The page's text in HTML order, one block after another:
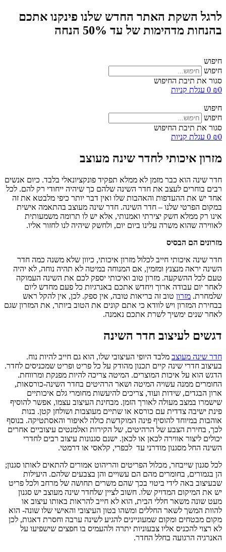
לרגל השקת האתר החדש שלנו פינקנו אתכם
בהנחות מדהימות של עד 50% הנחה
חיפוש
חיפוש
סגור את תיבת החיפוש
₪0
0 עגלת קניות
חיפוש
חיפוש
סגור את תיבת החיפוש
₪0
0 עגלת קניות
מזרון איכותי לחדר שינה מעוצב
חדר שינה הוא כבר מזמן לא ממלא תפקיד פונקציונאלי בלבד. כיום אנשים
רבים בוחרים לעצב את חדר השינה שלהם כך שיהיה ייחודי רק להם. לכל
אחד יש את ההעדפות והאהבות שלו ואין דבר יותר כיפי מלבטא את זה
במקום הפרטי שלנו – חדר השינה. חדר שינה מעוצב בהתאמה אישית
אינו רק ממלא חשק יצירתי ואמנותי, אלא יש לו תרומה משמעותית
לאווירה שהוא משרה עלינו ביום יום, ולחשק שיהיה לנו לחזור אליו.
מזרונים הם הבסיס
חדר שינה איכותי חייב לכלול מזרון איכותי, כיוון שלא משנה כמה חדר
השינה יראה מנצנץ ומזמין, אם המנוחה במיטה לא תהיה נוחה, לא יהיה
טעם לכל ההשקעה. מזרון טוב ואיכותי יספק לכם את השינה העמוקה
לאחר יום עבודה ארוך ויחדש אתכם באנרגיות כל פעם מחדש ליום
שלמחרת. מזרון טוב זה בריאות טובה, אין ספק. לכן, אין להקל ראש
בבחירת המזרון ויש לוודא כי אתם קונים את הטוב ביותר, את המזרון שגם
לאחר שנים ימשיך לשרת אתכם נאמנה.
דגשים לעיצוב חדר השינה
חדר שינה מעוצב מלבד היופי העיצובי שלו, הוא גם חייב להיות נוח.
בעיצוב חדרי שינה קיים תכנון מהודק על כל פריט ופריט שמכניסים לחדר.
הדגש הוא על איכות המוצרים. המיטה צריכה להיות מפנקת ומרווחת.
החומרים ממנה עשויה המיטה ושאר הרהיטים בחדר השינה-כורסאות,
ארון הבגדים, שידות ועוד, צריכים להיעשות מחומרי גלם איכותיים
שישמרו במצב מעולה לאורך הזמן. מבחינת העיצוב עצמו, אפשר להוסיף
פינת ישיבה צדדית עם כורסא או שתיים מעוצבות ושולחן קטן. בנות
אוהבות במיוחד להוסיף פינה המוקדשת כולה לאיפור והאסתטיקה. בנוסף
לכך, בחירת הצבע של הרהיטים, של הקירות ואלמנטים עיצוביים אחרים
יכולים ליצור אווירה לכאן או לכאן. ישנם סגנונות עיצוב רבים לחדרי
השינה החל מסגנון מודרני עד לכפרי, קלאסי או דרמטי.
לכל סגנון שייבחר, מכלול הפריטים והריהוט אמורים להתאים לאותו סגנון;
הן בגמורים, בחומרים מהם הם עשויים והן בצבעים שלהם. היעילות
שבעיצוב באה לידי ביטוי בכך שהם משרים תחושה של מרחב ולכל פריט
יש את המיקום המדויק שלו. חשוב לציין שלחדר שינה מעוצב יש סגנון
מעט שונה משאר חללי הבית, הוא לא חייב להראות באותו עיצוב או
להוות המשך לשאר החללים ומשהו בטון העיצובי והאישי שלו שונה- הוא
מקום מבטחים ומקום שמעוניינים להגיע לשינה ערבה וחסרת דאגות, לכן
לא רצוי להכניס אליו צבעוניות יתרה ולהעמיס בו חפצים שישפיעו על
האנרגיה הרגועה בחלל החדר.